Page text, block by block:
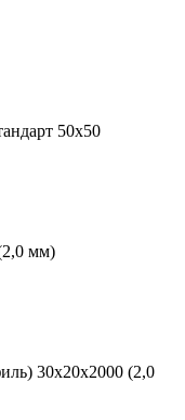
50х50
мм)
30х20х2000 (2,0